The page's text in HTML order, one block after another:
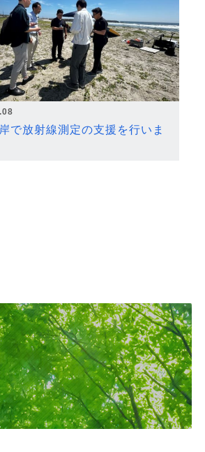
で放射線測定の支援を行いま